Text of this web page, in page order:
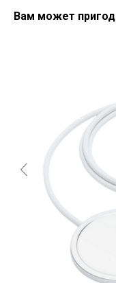
Вам может